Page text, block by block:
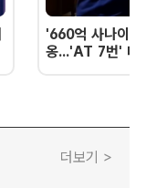
'660억 사나이'
옹...'AT 7번' 데
더보기 >